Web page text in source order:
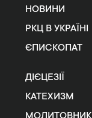
НОВИНИ
РКЦ В УКРАЇНІ
ЄПИСКОПАТ
ДІЄЦЕЗІЇ
КАТЕХИЗМ